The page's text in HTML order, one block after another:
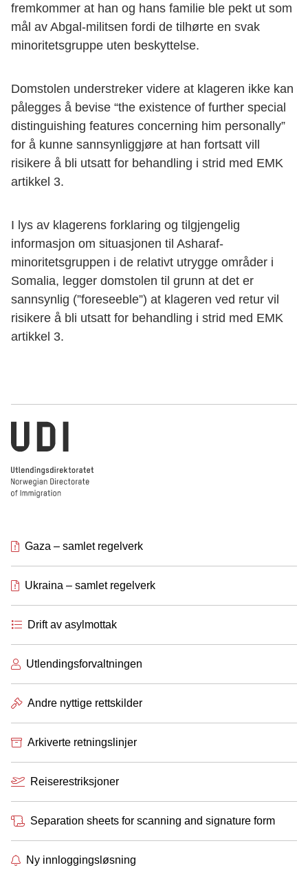
fremkommer at han og hans familie ble pekt ut som
mål av Abgal-militsen fordi de tilhørte en svak
minoritetsgruppe uten beskyttelse.
Domstolen understreker videre at klageren ikke kan
pålegges å bevise “the existence of further special
distinguishing features concerning him personally”
for å kunne sannsynliggjøre at han fortsatt vill
risikere å bli utsatt for behandling i strid med EMK
artikkel 3.
I lys av klagerens forklaring og tilgjengelig
informasjon om situasjonen til Asharaf-
minoritetsgruppen i de relativt utrygge områder i
Somalia, legger domstolen til grunn at det er
sannsynlig (”foreseeble”) at klageren ved retur vil
risikere å bli utsatt for behandling i strid med EMK
artikkel 3.
Norwegian Directorate of Immigration
Gaza – samlet regelverk
Ukraina – samlet regelverk
Drift av asylmottak
Utlendingsforvaltningen
Andre nyttige rettskilder
Arkiverte retningslinjer
Reiserestriksjoner
Separation sheets for scanning and signature form
Ny innloggingsløsning